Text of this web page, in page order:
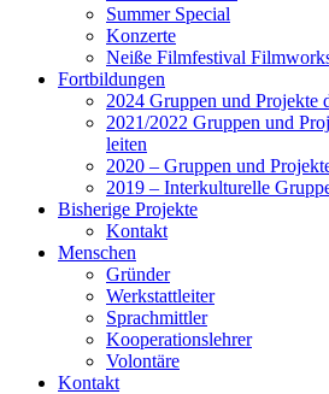
Summer Special
Konzerte
Neiße Filmfestival
Fortbildungen
2024 Gruppen und Projekte
2021/2022 Gruppen und
leiten
2020 – Gruppen und
2019 – Interkulturelle
Bisherige Projekte
Kontakt
Menschen
Gründer
Werkstattleiter
Sprachmittler
Kooperationslehrer
Volontäre
Kontakt